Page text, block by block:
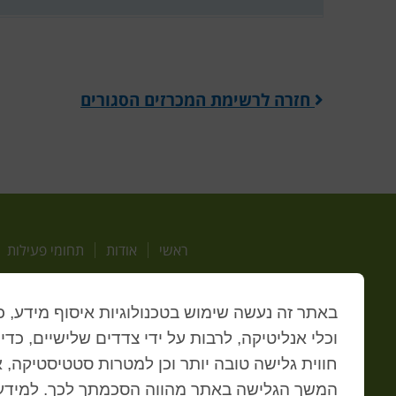
באתר זה נעשה שימוש בטכנולוגיות איסוף מידע,
וכלי אנליטיקה, לרבות על ידי צדדים שלישיים,
חווית גלישה טובה יותר וכן למטרות סטטיסטיקה,
המשך הגלישה באתר מהווה הסכמתך לכך.
חזרה לרשימת המכרזים הסגורים
ראשי אודות תחומי פעילות